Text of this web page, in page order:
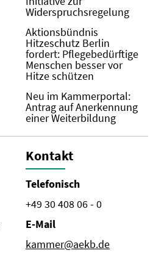
Widerspruchsregelung
Aktionsbündnis
Hitzeschutz Berlin
fordert: Pflegebedürftige
Menschen besser vor
Hitze schützen
Neu im Kammerportal:
Antrag auf Anerkennung
einer Weiterbildung
Kontakt
Telefonisch
+49 30 408 06 - 0
E-Mail
kammer@aekb.de